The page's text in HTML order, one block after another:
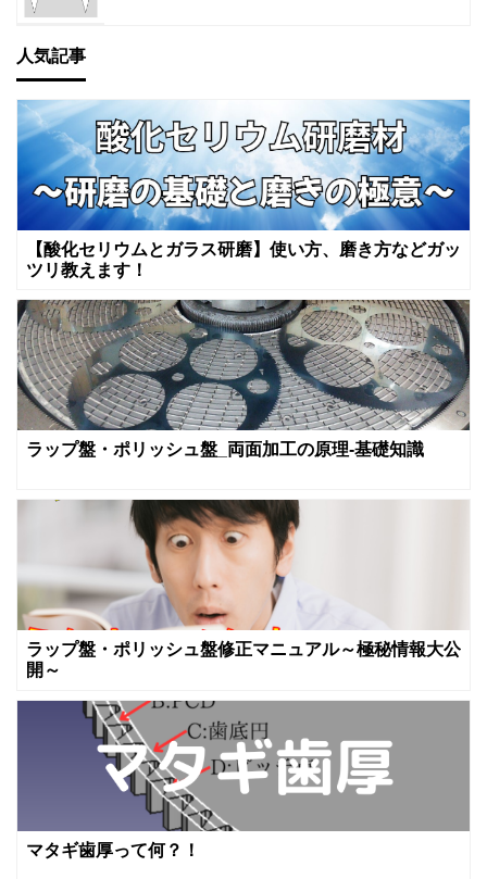
人気記事
【酸化セリウムとガラス研磨】使い方、磨き方などガッ
ツリ教えます！
ラップ盤・ポリッシュ盤_両面加工の原理-基礎知識
ラップ盤・ポリッシュ盤修正マニュアル～極秘情報大公
開～
マタギ歯厚って何？！